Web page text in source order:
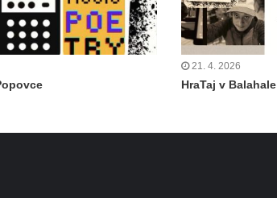
21. 4. 2026
HraTaj v Balahale